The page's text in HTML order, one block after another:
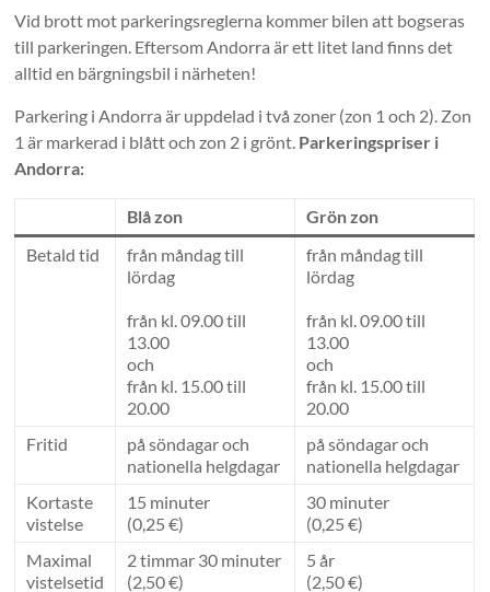
Vid brott mot parkeringsreglerna kommer bilen att bogseras
till parkeringen. Eftersom Andorra är ett litet land finns det
alltid en bärgningsbil i närheten!
Parkering i Andorra är uppdelad i två zoner (zon 1 och 2). Zon
1 är markerad i blått och zon 2 i grönt. Parkeringspriser i
Andorra:
Blå zon
Grön zon
Betald tid
från måndag till
lördag
från kl. 09.00 till
13.00
och
från kl. 15.00 till
20.00
från måndag till
lördag
från kl. 09.00 till
13.00
och
från kl. 15.00 till
20.00
Fritid
på söndagar och
nationella helgdagar
på söndagar och
nationella helgdagar
Kortaste
vistelse
15 minuter
(0,25 €)
30 minuter
(0,25 €)
Maximal
vistelsetid
2 timmar 30 minuter
(2,50 €)
5 år
(2,50 €)